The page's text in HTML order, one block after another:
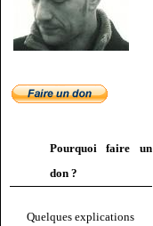
Pourquoi faire un
don ?
Quelques explications